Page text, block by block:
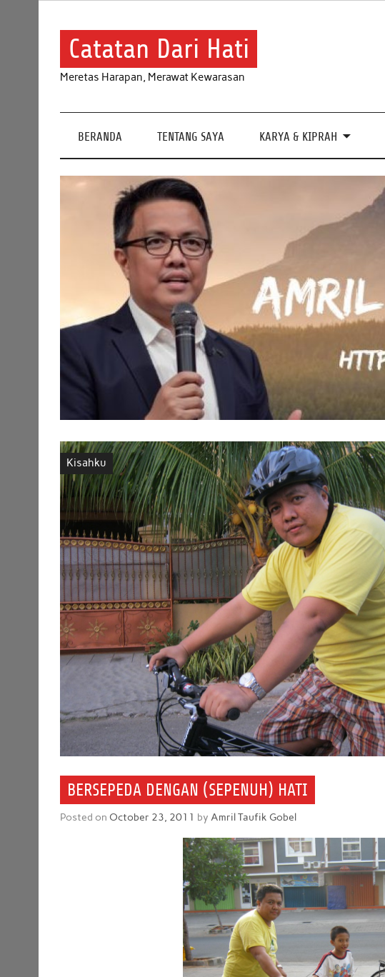
Catatan Dari Hati
Meretas Harapan, Merawat Kewarasan
BERANDA TENTANG SAYA KARYA & KIPRAH
Kisahku
BERSEPEDA DENGAN (SEPENUH) HATI
Posted on October 23, 2011 byAmril Taufik Gobel